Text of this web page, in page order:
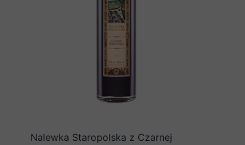
Nalewka Staropolska z Czarnej